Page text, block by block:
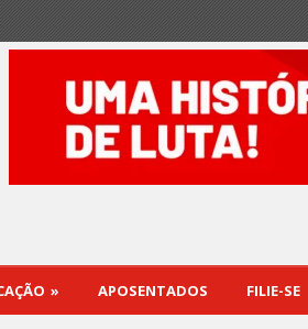
» APOSENTADOS FILIE-SE